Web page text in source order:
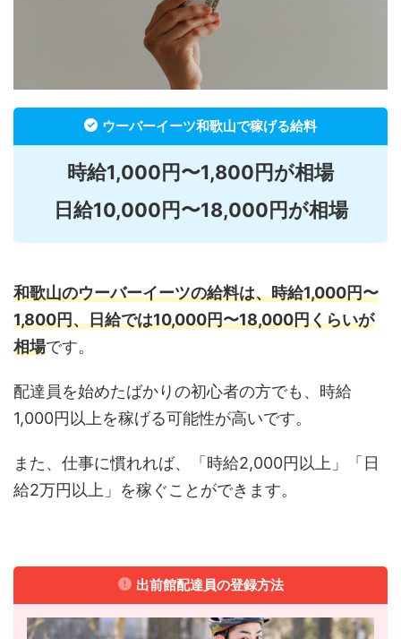
ウーバーイーツ和歌山で稼げる給料
時給1,000円〜1,800円が相場
日給10,000円〜18,000円が相場
和歌山のウーバーイーツの給料は、時給1,000円〜
1,800円、日給では10,000円〜18,000円くらいが
相場です。
配達員を始めたばかりの初心者の方でも、時給
1,000円以上を稼げる可能性が高いです。
また、仕事に慣れれば、「時給2,000円以上」「日
給2万円以上」を稼ぐことができます。
出前館配達員の登録方法